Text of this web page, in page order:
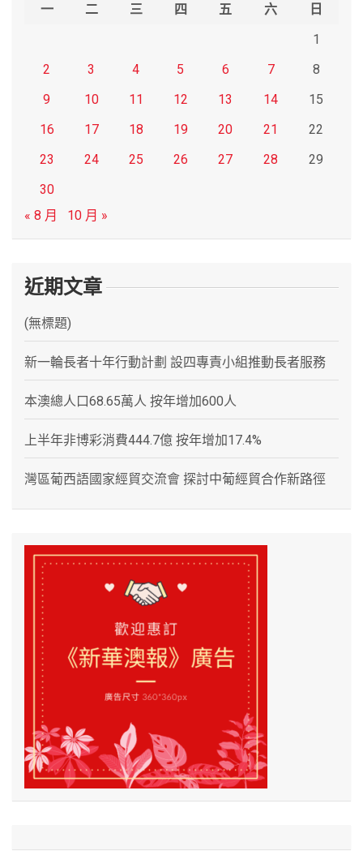
一 二 三 四 五 六
日
1
2
3 4 5 6 7
8
9
10 11 12 13 14
15
16
17 18 19 20 21
22
23
24 25 26 27 28
29
30
« 8 月
10 月 »
近期文章
(無標題)
新一輪長者十年行動計劃 設四專責小組推動長者服務
本澳總人口68.65萬人 按年增加600人
上半年非博彩消費444.7億 按年增加17.4%
灣區葡西語國家經貿交流會 探討中葡經貿合作新路徑